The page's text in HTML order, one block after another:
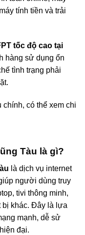
tính tiền và trải
tốc độ cao tại
hàng sử dụng ổn
tình trạng phải
chính, có thể xem chi
Tàu là gì?
là dịch vụ internet
người dùng truy
tivi thông minh,
bị khác. Đây là lựa
mạnh, dễ sử
đại.